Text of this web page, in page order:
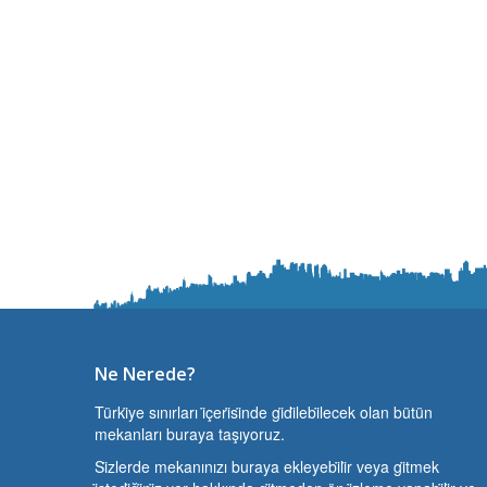
Ne Nerede?
Türki̇ye sınırları i̇çeri̇si̇nde gi̇di̇lebi̇lecek olan bütün
mekanları buraya taşıyoruz.
Si̇zlerde mekanınızı buraya ekleyebi̇li̇r veya gi̇tmek